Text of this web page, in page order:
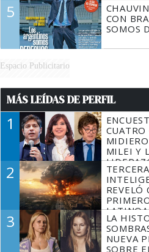
5
CON
SOMOS
Espacio Publicitario
MÁS LEÍDAS DE PERFIL
1
CUATRO
MILEI Y
2
REVELÓ
3
LA
NUEVA
SOBRE